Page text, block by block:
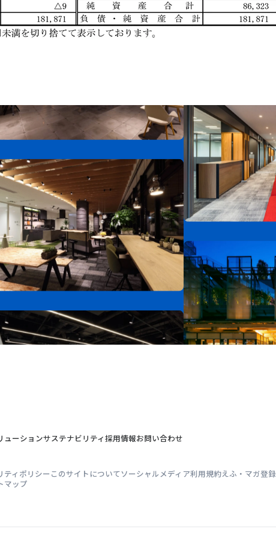
ューションサステナビリティ採用情報お問い合わせ
ティポリシー このサイトについてソーシャルメディア利用規約えふ・マガ登録
マップ